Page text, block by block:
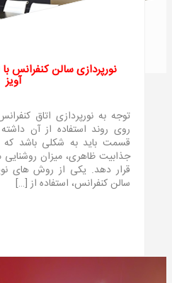
نورپردازی سالن کنفرانس
آویز
توجه به نورپردازی اتاق
روی روند استفاده از آن
قسمت باید به شکلی باشد که
جذابیت ظاهری، میزان روشنایی
قرار دهد. یکی از روش‌ های
سالن کنفرانس، استفاده از […]